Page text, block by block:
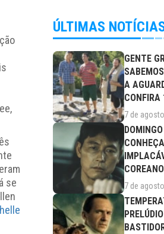
se
ÚLTIMAS
GENTE
A
CONFIRA
ELENCO!
7 de
DRAMA
7 de